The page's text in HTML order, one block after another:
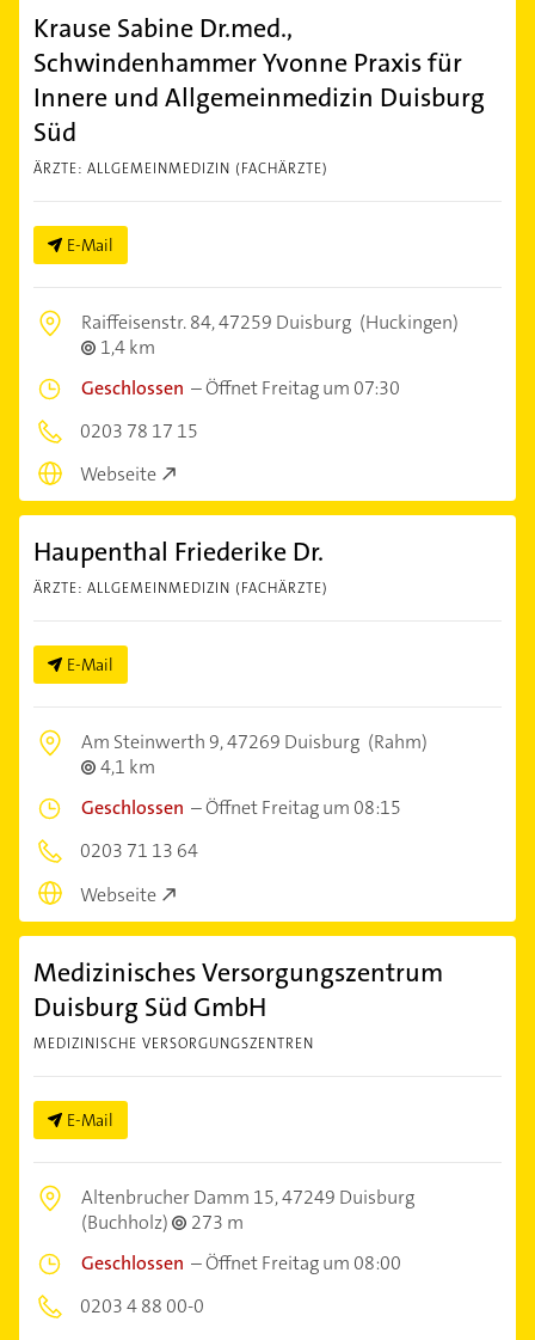
Krause Sabine Dr.med.,
Schwindenhammer Yvonne Praxis für
Innere und Allgemeinmedizin Duisburg
Süd
ÄRZTE: ALLGEMEINMEDIZIN (FACHÄRZTE)
E-Mail
Raiffeisenstr. 84,47259 Duisburg (Huckingen)
1,4 km
Geschlossen –Öffnet Freitag um 07:30
0203 78 17 15
Webseite
Haupenthal Friederike Dr.
ÄRZTE: ALLGEMEINMEDIZIN (FACHÄRZTE)
E-Mail
Am Steinwerth 9,47269 Duisburg (Rahm)
4,1 km
Geschlossen –Öffnet Freitag um 08:15
0203 71 13 64
Webseite
Medizinisches Versorgungszentrum
Duisburg Süd GmbH
MEDIZINISCHE VERSORGUNGSZENTREN
E-Mail
Altenbrucher Damm 15,47249 Duisburg
(Buchholz)
273 m
Geschlossen –Öffnet Freitag um 08:00
0203 4 88 00-0